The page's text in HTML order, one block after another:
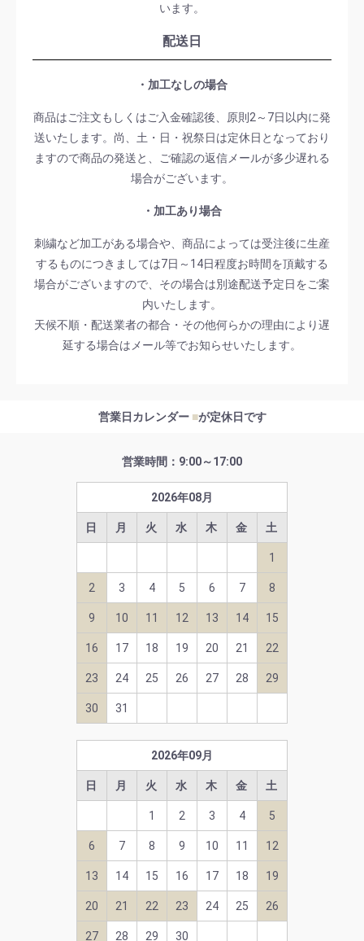
います。
配送日
・加工なしの場合
商品はご注文もしくはご入金確認後、原則2～7日以内に発
送いたします。尚、土・日・祝祭日は定休日となっており
ますので商品の発送と、ご確認の返信メールが多少遅れる
場合がございます。
・加工あり場合
刺繍など加工がある場合や、商品によっては受注後に生産
するものにつきましては7日～14日程度お時間を頂戴する
場合がございますので、その場合は別途配送予定日をご案
内いたします。
天候不順・配送業者の都合・その他何らかの理由により遅
延する場合はメール等でお知らせいたします。
営業日カレンダー ■が定休日です
営業時間：9:00～17:00
2026年08月
日 月 火 水 木 金 土
1
2 3 4 5 6 7 8
9 10 11 12 13 14 15
16 17 18 19 20 21 22
23 24 25 26 27 28 29
30 31
2026年09月
日 月 火 水 木 金 土
1 2 3 4 5
6 7 8 9 10 11 12
13 14 15 16 17 18 19
20 21 22 23 24 25 26
27 28 29 30